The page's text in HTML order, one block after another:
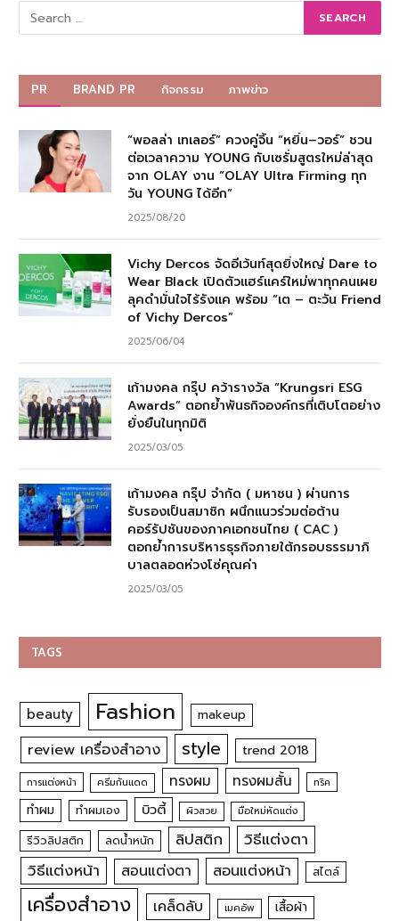
PR BRAND PR กิจกรรม ภาพข่าว
“พอลล่า เทเลอร์” ควงคู่จิ้น “หยิ่น–วอร์” ชวน
ต่อเวลาความ YOUNG กับเซรั่มสูตรใหม่ล่าสุด
จาก OLAY งาน “OLAY Ultra Firming ทุก
วัน YOUNG ได้อีก”
2025/08/20
Vichy Dercos จัดอีเว้นท์สุดยิ่งใหญ่ Dare to
Wear Black เปิดตัวแฮร์แคร์ใหม่พาทุกคนเผย
ลุคดำมั่นใจไร้รังแค พร้อม “เต – ตะวัน Friend
of Vichy Dercos”
2025/06/04
เก้ามงคล กรุ๊ป คว้ารางวัล “Krungsri ESG
Awards” ตอกย้ำพันธกิจองค์กรที่เติบโตอย่าง
ยั่งยืนในทุกมิติ
2025/03/05
เก้ามงคล กรุ๊ป จำกัด ( มหาชน ) ผ่านการ
รับรองเป็นสมาชิก ผนึกแนวร่วมต่อต้าน
คอร์รัปชันของภาคเอกชนไทย ( CAC )
ตอกย้ำการบริหารธุรกิจภายใต้กรอบธรรมาภิ
บาลตลอดห่วงโซ่คุณค่า
2025/03/05
TAGS
beauty Fashion makeup
review เครื่องสำอาง style trend 2018
การแต่งหน้า ครีมกันแดด ทรงผม ทรงผมสั้น ทริค
ทำผม ทำผมเอง บิวตี้ ผิวสวย มือใหม่หัดแต่ง
รีวิวลิปสติก ลดน้ำหนัก ลิปสติก
วิธีแต่งตา
วิธีแต่งหน้า
สอนแต่งตา สอนแต่งหน้า สไตล์
เครื่องสำอาง เคล็ดลับ เมคอัพ เสื้อผ้า